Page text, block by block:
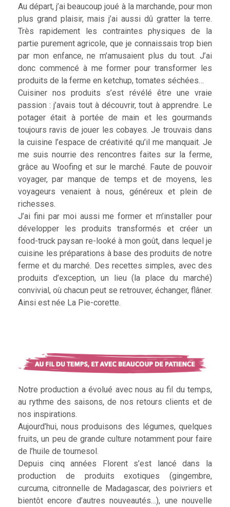
Au départ, j’ai beaucoup joué à la marchande, pour mon
plus grand plaisir, mais j’ai aussi dû gratter la terre.
Très rapidement les contraintes physiques de la
partie purement agricole, que je connaissais trop bien
par mon enfance, ne m’amusaient plus du tout. J’ai
donc commencé à me former pour transformer les
produits de la ferme en ketchup, tomates séchées…
Cuisiner nos produits s’est révélé être une vraie
passion : j’avais tout à découvrir, tout à apprendre. Le
potager était à portée de main et les gourmands
toujours ravis de jouer les cobayes. Je trouvais dans
la cuisine l’espace de créativité qu’il me manquait. Je
me suis nourrie des rencontres faites sur la ferme,
grâce au Woofing et sur le marché. Faute de pouvoir
voyager, par manque de temps et de moyens, les
voyageurs venaient à nous, généreux et plein de
richesses.
J’ai fini par moi aussi me former et m’installer pour
développer les produits transformés et créer un
food-truck paysan re-looké à mon goût, dans lequel je
cuisine les préparations à base des produits de notre
ferme et du marché. Des recettes simples, avec des
produits d’exception, un lieu (la place du marché)
convivial, où chacun peut se retrouver, échanger, flâner.
Ainsi est née La Pie-corette.
Notre production a évolué avec nous au fil du temps,
au rythme des saisons, de nos retours clients et de
nos inspirations.
Aujourd’hui, nous produisons des légumes, quelques
fruits, un peu de grande culture notamment pour faire
de l’huile de tournesol.
Depuis cinq années Florent s’est lancé dans la
production de produits exotiques (gingembre,
curcuma, citronnelle de Madagascar, des poivriers et
bientôt encore d’autres nouveautés…), une nouvelle